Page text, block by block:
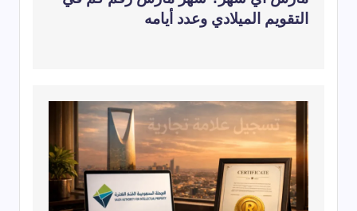
التقويم الميلادي وعدد أيامه